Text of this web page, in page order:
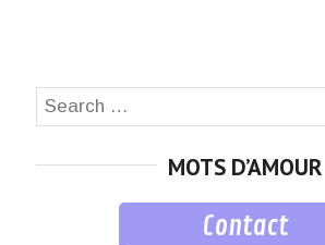
Search
MOTS D’AMOUR
Contact